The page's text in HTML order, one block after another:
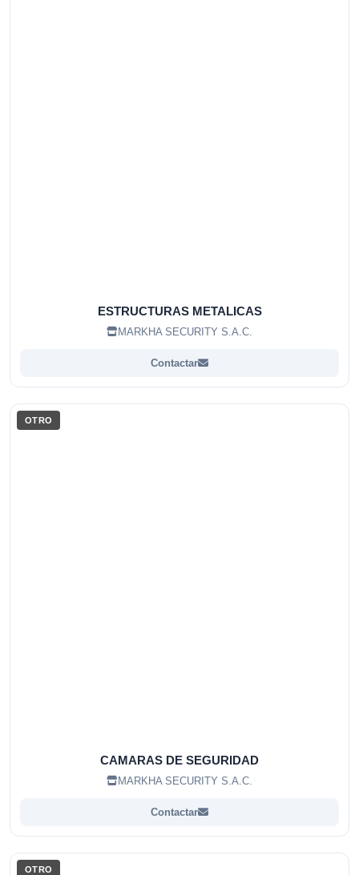
ESTRUCTURAS METALICAS
MARKHA SECURITY S.A.C.
Contactar
OTRO
CAMARAS DE SEGURIDAD
MARKHA SECURITY S.A.C.
Contactar
OTRO